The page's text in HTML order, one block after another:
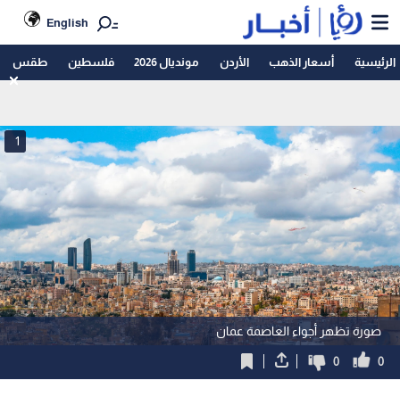
English
الرئيسية أسعار الذهب الأردن مونديال 2026 فلسطين طقس
صورة تظهر أجواء العاصمة عمان
1
0
0